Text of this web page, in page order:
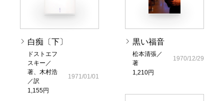
白痴〔下〕
ドストエフ
スキー／
著、木村浩
／訳
1,155円
1971/01/01
黒い福音
松本清張／
著
1,210円
1970/12/29